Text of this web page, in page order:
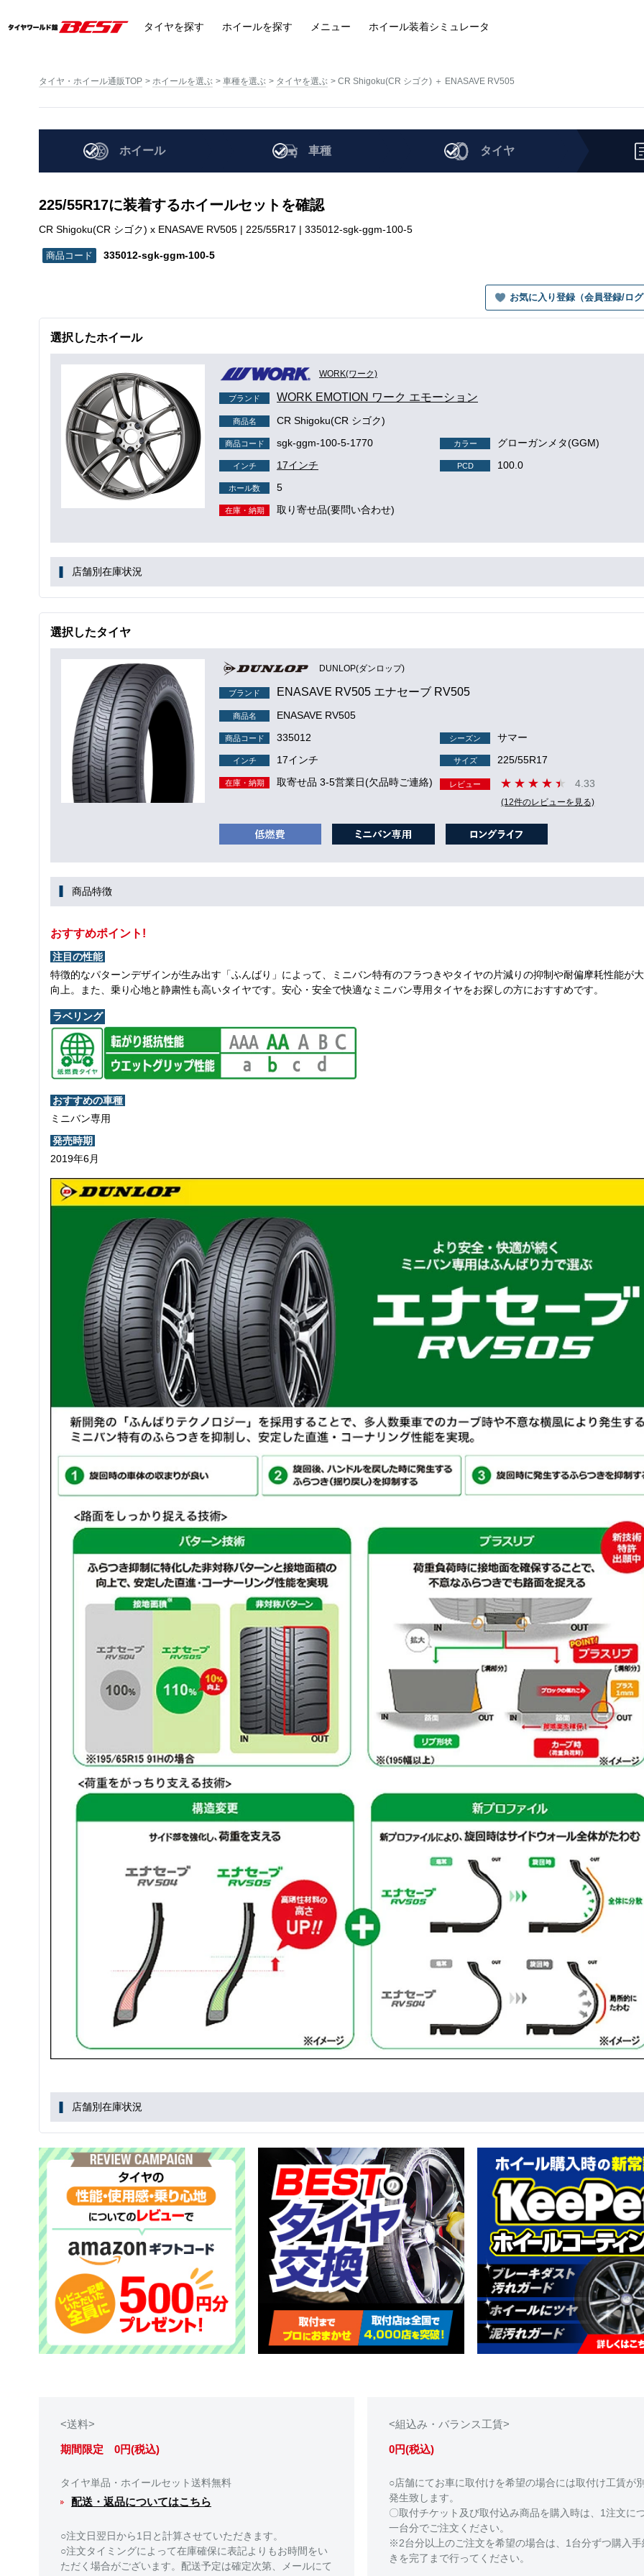
タイヤを探す ホイールを探す メニュー ホイール装着シミュレータ
タイヤ・ホイール通販TOP ホイールを選ぶ 車種を選ぶ タイヤを選ぶ CR Shigoku(CR シゴク) ＋ ENASAVE RV505
ホイール 車種 タイヤ
225/55R17に装着するホイールセットを確認
CR Shigoku(CR シゴク) x ENASAVE RV505 | 225/55R17 | 335012-sgk-ggm-100-5
335012-sgk-ggm-100-5
お気に入り登録（会員登録/ロ
選択したホイール
WORK(ワーク)
ブランド WORK EMOTION ワーク エモーション
商品名 CR Shigoku(CR シゴク)
商品コード sgk-ggm-100-5-1770 カラー グローガンメタ(GGM)
インチ 17インチ PCD 100.0
ホール数 5
在庫・納期 取り寄せ品(要問い合わせ)
店舗別在庫状況
選択したタイヤ
DUNLOP(ダンロップ)
ブランド ENASAVE RV505 エナセーブ RV505
商品名 ENASAVE RV505
商品コード 335012 シーズン サマー
インチ 17インチ サイズ 225/55R17
在庫・納期 取寄せ品 3-5営業日(欠品時ご連絡) レビュー 4.33
(12件のレビューを見る)
商品特徴
おすすめポイント!
注目の性能
特徴的なパターンデザインが生み出す「ふんばり」によって、ミニバン特有のフラつきやタイヤの片減りの抑制や耐偏摩耗性能が
向上。また、乗り心地と静粛性も高いタイヤです。安心・安全で快適なミニバン専用タイヤをお探しの方におすすめです。
ラベリング
おすすめの車種
ミニバン専用
発売時期
2019年6月
店舗別在庫状況
<送料>
期間限定 0円(税込)
タイヤ単品・ホイールセット送料無料
配送・返品についてはこちら
○注文日翌日から1日と計算させていただきます。
○注文タイミングによって在庫確保に表記よりもお時間をい
ただく場合がございます。配送予定は確定次第、メールにて
<組込み・バランス工賃>
0円(税込)
○店舗にてお車に取付けを希望の場合には取付け工賃が
発生致します。
〇取付チケット及び取付込み商品を購入時は、1注文に
一台分でご注文ください。
※2台分以上のご注文を希望の場合は、1台分ずつ購入手
きを完了まで行ってください。